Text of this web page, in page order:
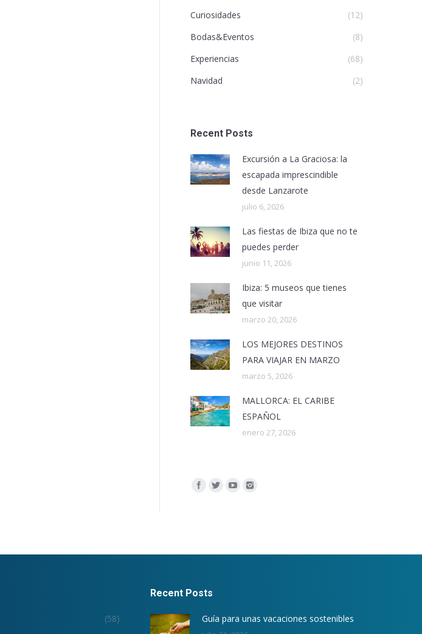
Curiosidades
(12)
Bodas&Eventos
(8)
Experiencias
(68)
Navidad
(2)
Recent Posts
Excursión a La Graciosa: la
escapada imprescindible
desde Lanzarote
julio 6, 2026
Las fiestas de Ibiza que no te
puedes perder
junio 11, 2026
Ibiza: 5 museos que tienes
que visitar
marzo 20, 2026
LOS MEJORES DESTINOS
PARA VIAJAR EN MARZO
marzo 5, 2026
MALLORCA: EL CARIBE
ESPAÑOL
enero 27, 2026
Encuéntranos en:
(58)
Recent Posts
Guía para unas vacaciones sostenibles